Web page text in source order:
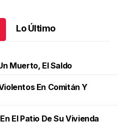
Lo Último
Muerto, El Saldo
En Comitán Y
El Patio De Su Vivienda